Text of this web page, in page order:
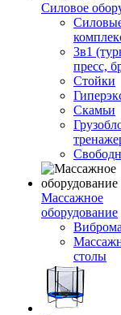
Силовое
3в1
пресс,
Стойки
Скамьи
Массажное
оборудование
столы